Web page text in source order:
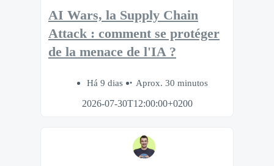
AI Wars, la Supply Chain
Attack : comment se protéger
de la menace de l'IA ?
Há 9 dias
Aprox. 30 minutos
2026-07-30T12:00:00+0200